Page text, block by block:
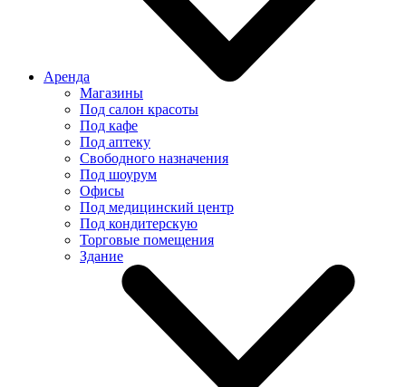
Аренда
Магазины
Под салон красоты
Под кафе
Под аптеку
Свободного назначения
Под шоурум
Офисы
Под медицинский центр
Под кондитерскую
Торговые помещения
Здание